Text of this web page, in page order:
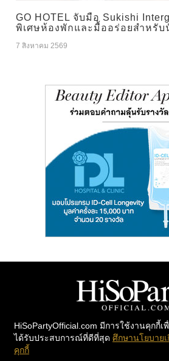
GO HOTEL จับมือ Sukishi
พิเศษห้องพักและมื้ออร่อยสำหรับ
7 สิงหาคม 2569
PARTY
PEOPLE
Home
HiSoPartyOfficial.com มีการใช้งานคุกกี้
ได้รับประสบการณ์ที่ดีที่สุด ศึกษานโยบายเ
คุกกี้